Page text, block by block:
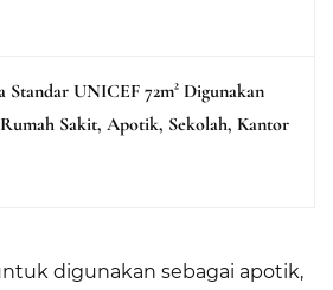
Standar UNICEF 72m² Digunakan
Sakit, Apotik, Sekolah, Kantor
digunakan sebagai apotik,